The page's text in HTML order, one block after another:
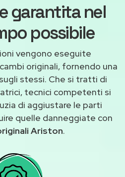
garantita nel
possibile
vengono eseguite
originali, fornendo una
stessi. Che si tratti di
tecnici competenti si
di aggiustare le parti
quelle danneggiate con
Ariston.